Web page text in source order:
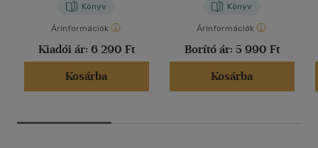
Könyv
Árinformációk
Kiadói ár: 6 290 Ft
Kosárba
Könyv
Árinformációk
Borító ár: 5 990 Ft
Kosárba